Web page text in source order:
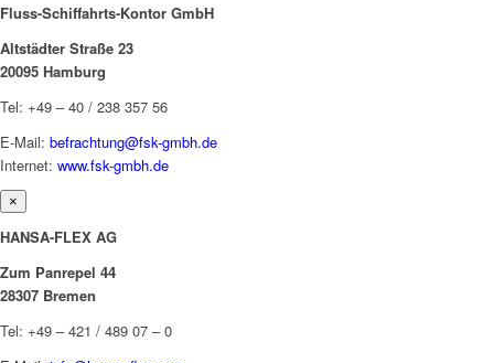
Fluss-Schiffahrts-Kontor GmbH
Altstädter Straße 23
20095 Hamburg
Tel: +49 – 40 / 238 357 56
E-Mail: befrachtung@fsk-gmbh.de
Internet: www.fsk-gmbh.de
×
HANSA-FLEX AG
Zum Panrepel 44
28307 Bremen
Tel: +49 – 421 / 489 07 – 0